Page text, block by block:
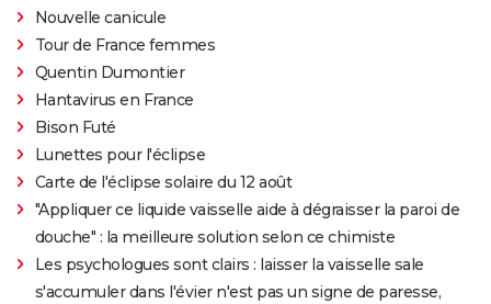
Nouvelle canicule
Tour de France femmes
Quentin Dumontier
Hantavirus en France
Bison Futé
Lunettes pour l'éclipse
Carte de l'éclipse solaire du 12 août
"Appliquer ce liquide vaisselle aide à dégraisser la paroi de
douche" : la meilleure solution selon ce chimiste
Les psychologues sont clairs : laisser la vaisselle sale
s'accumuler dans l'évier n'est pas un signe de paresse,